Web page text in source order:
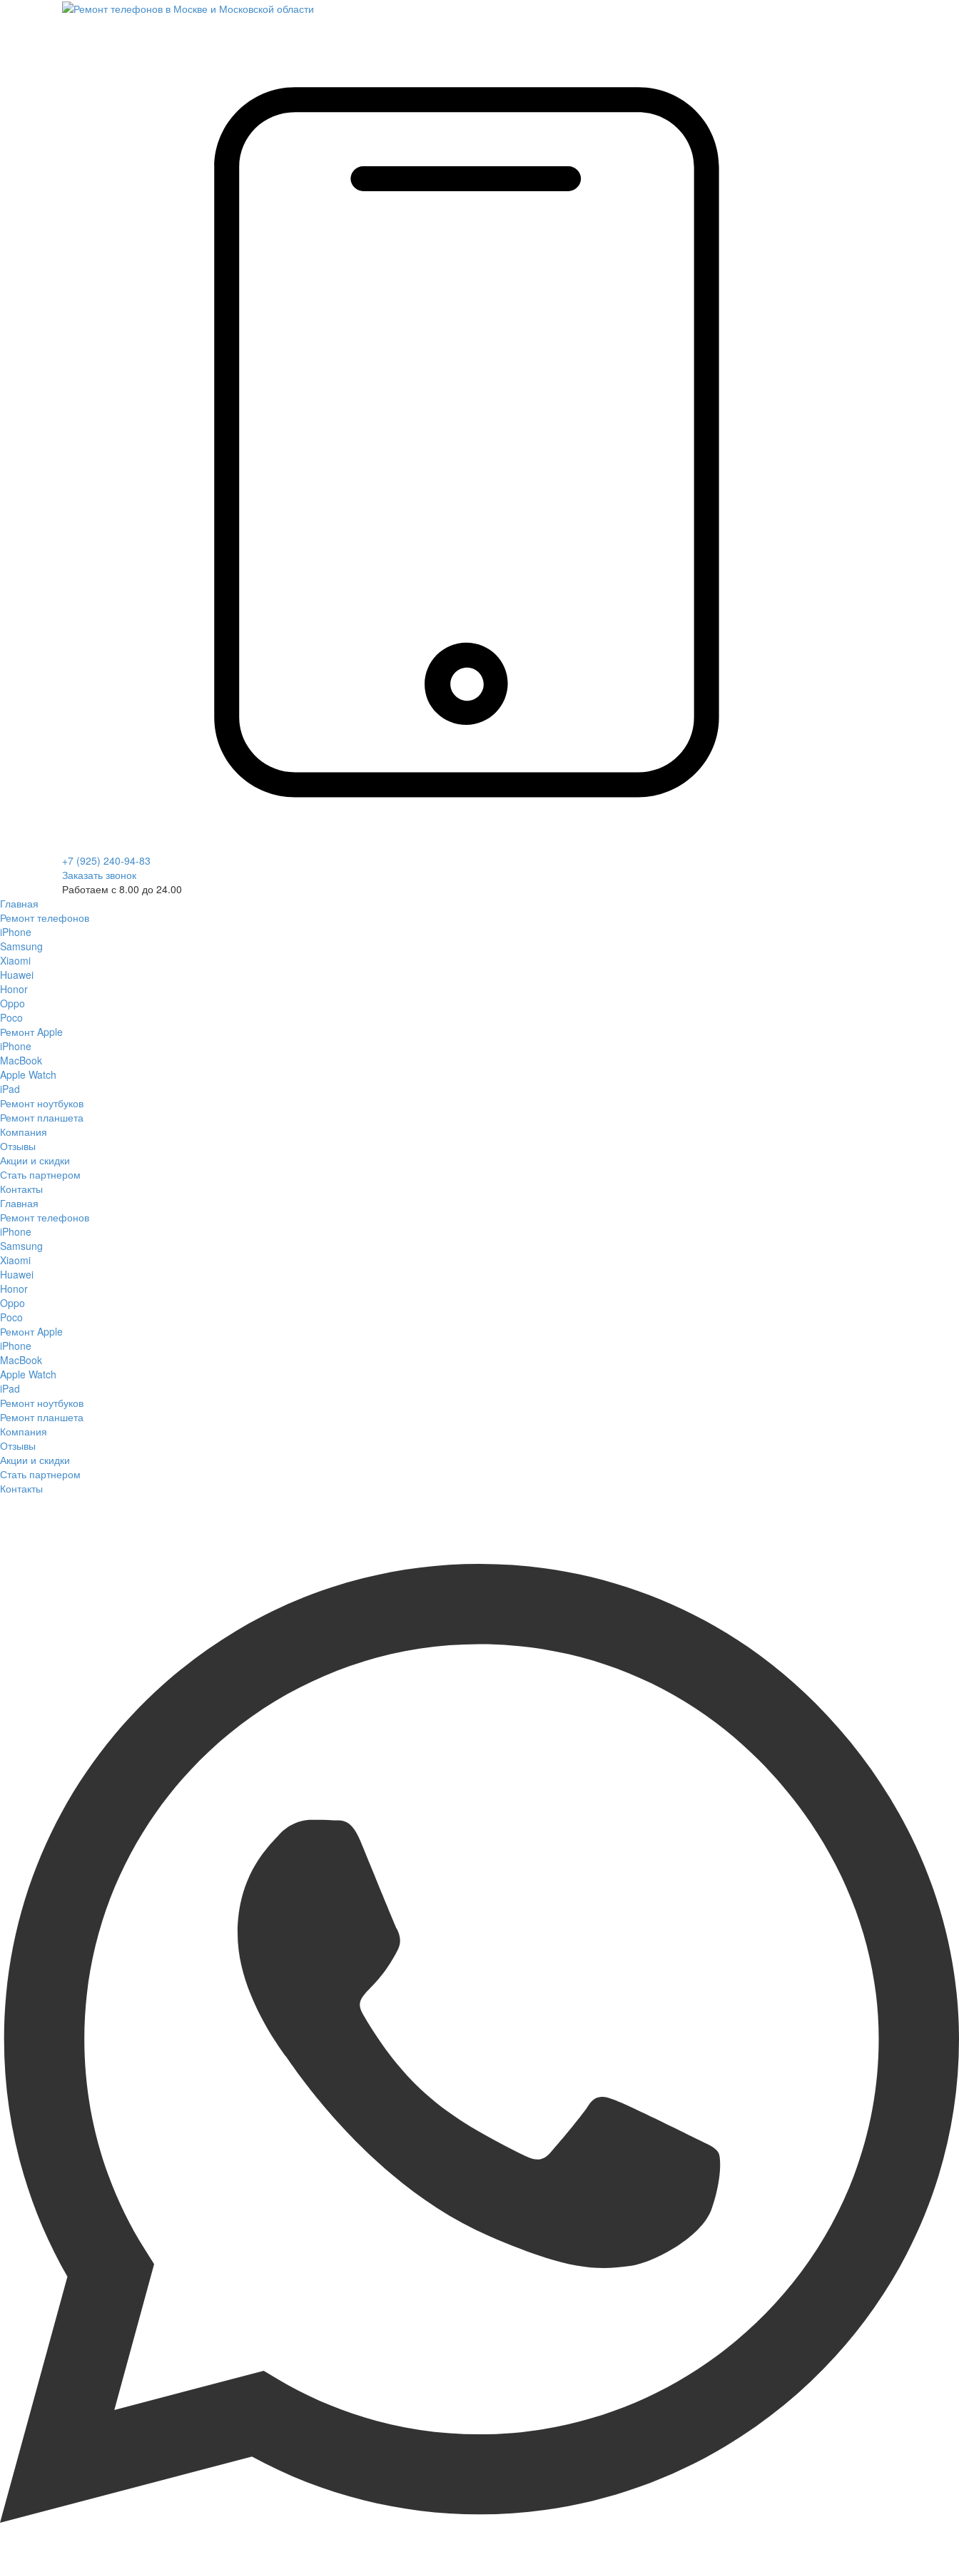
+7 (925) 240-94-83
Заказать звонок
Работаем с 8.00 до 24.00
Главная
Ремонт телефонов
iPhone
Samsung
Xiaomi
Huawei
Honor
Oppo
Poco
Ремонт Apple
iPhone
MacBook
Apple Watch
iPad
Ремонт ноутбуков
Ремонт планшета
Компания
Отзывы
Акции и скидки
Стать партнером
Контакты
Главная
Ремонт телефонов
iPhone
Samsung
Xiaomi
Huawei
Honor
Oppo
Poco
Ремонт Apple
iPhone
MacBook
Apple Watch
iPad
Ремонт ноутбуков
Ремонт планшета
Компания
Отзывы
Акции и скидки
Стать партнером
Контакты